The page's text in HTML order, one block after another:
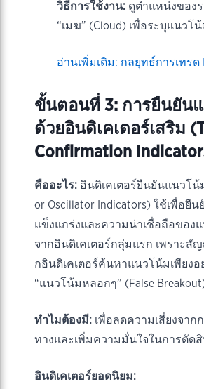
วิธีการใช้งาน: ดูตำแหน่งของ
“เมฆ” (Cloud) เพื่อระบุแนวโ
อ่านเพิ่มเติม: กลยุทธ์การเทรด
ขั้นตอนที่ 3: การยืนยัน
ด้วยอินดิเคเตอร์เสริม
Confirmation
คืออะไร: อินดิเคเตอร์ยืนยันแนวโน้
or Oscillator Indicators) ใช้เพื่อยืน
แข็งแกร่งและความน่าเชื่อถือของ
จากอินดิเคเตอร์กลุ่มแรก เพราะสั
กอินดิเคเตอร์ค้นหาแนวโน้มเพียงอ
“แนวโน้มหลอกๆ” (False
ทำไมต้องมี: เพื่อลดความเสี่ยงจาก
ทางและเพิ่มความมั่นใจในการตัดสิ
อินดิเคเตอร์ยอดนิยม: